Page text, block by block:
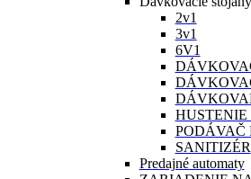
2v1
3v1
6V1
PODÁVAČ
SANITIZÉR
Predajné automaty